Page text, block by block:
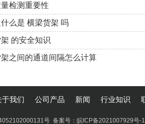
检测重要性
么是 横梁货架 吗
的安全知识
之间的通道间隔怎么计算
于我们 公司产品 新闻 行业知识
号 备案号： 皖ICP备2021007929号-1